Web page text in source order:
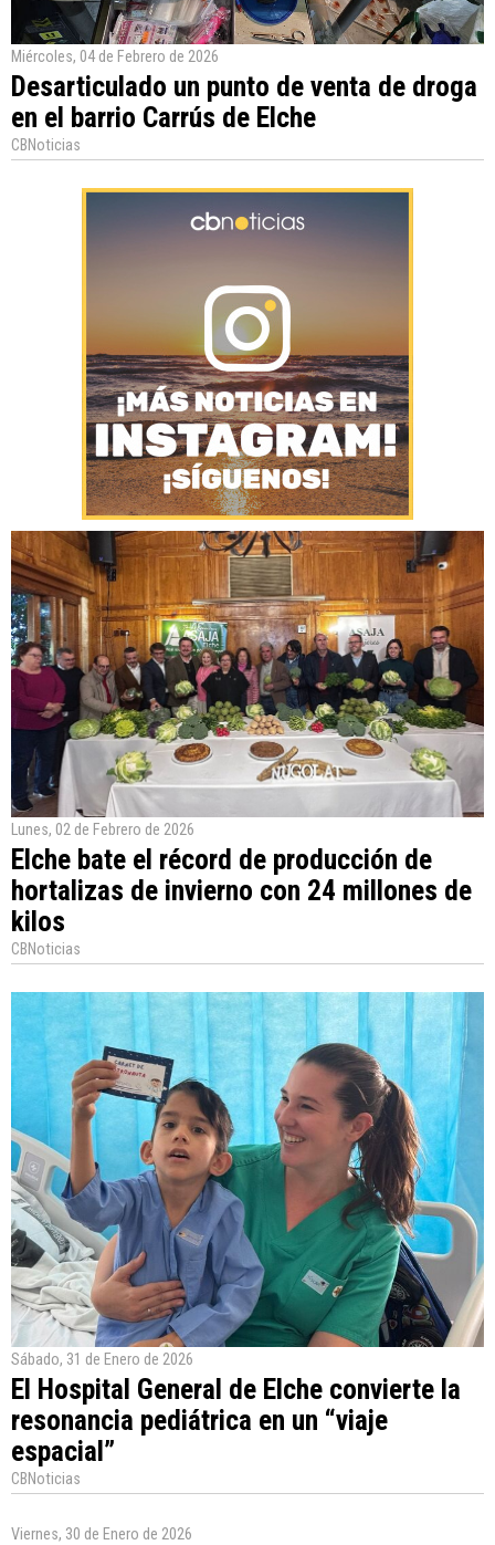
Miércoles, 04 de Febrero de 2026
Desarticulado un punto de venta de droga
en el barrio Carrús de Elche
CBNoticias
Lunes, 02 de Febrero de 2026
Elche bate el récord de producción de
hortalizas de invierno con 24 millones de
kilos
CBNoticias
Sábado, 31 de Enero de 2026
El Hospital General de Elche convierte la
resonancia pediátrica en un “viaje
espacial”
CBNoticias
Viernes, 30 de Enero de 2026